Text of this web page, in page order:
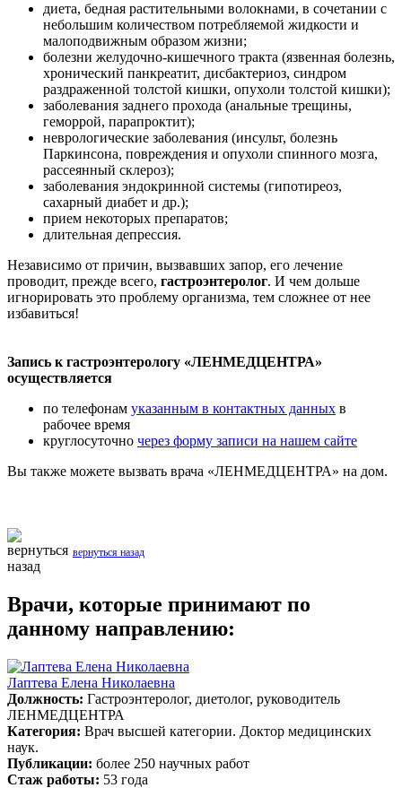
диета, бедная растительными волокнами, в сочетании с
небольшим количеством потребляемой жидкости и
малоподвижным образом жизни;
болезни желудочно-кишечного тракта (язвенная болезнь,
хронический панкреатит, дисбактериоз, синдром
раздраженной толстой кишки, опухоли толстой кишки);
заболевания заднего прохода (анальные трещины,
геморрой, парапроктит);
неврологические заболевания (инсульт, болезнь
Паркинсона, повреждения и опухоли спинного мозга,
рассеянный склероз);
заболевания эндокринной системы (гипотиреоз,
сахарный диабет и др.);
прием некоторых препаратов;
длительная депрессия.
Независимо от причин, вызвавших запор, его лечение
проводит, прежде всего, гастроэнтеролог. И чем дольше
игнорировать это проблему организма, тем сложнее от нее
избавиться!
Запись к гастроэнтерологу «ЛЕНМЕДЦЕНТРА»
осуществляется
по телефонам указанным в контактных данных в
рабочее время
круглосуточно через форму записи на нашем сайте
Вы также можете вызвать врача «ЛЕНМЕДЦЕНТРА» на дом.
вернуться назад
Врачи, которые принимают по
данному направлению:
Лаптева Елена Николаевна
Должность: Гастроэнтеролог, диетолог, руководитель
ЛЕНМЕДЦЕНТРА
Категория: Врач высшей категории. Доктор медицинских
наук.
Публикации: более 250 научных работ
Стаж работы: 53 года